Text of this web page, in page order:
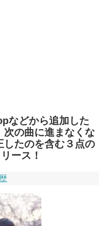
などから追加した
次の曲に進まなくな
したのを含む３点の
ース！